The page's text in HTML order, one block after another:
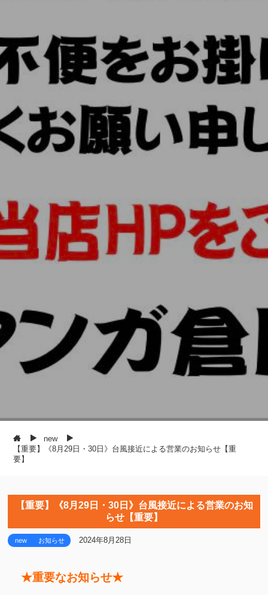
new
【重要】《8月29日・30日》台風接近による営業のお知らせ【重
要】
【重要】《8月29日・30日》台風接近による営業のお知
らせ【重要】
new お知らせ 2024年8月28日
★重要なお知らせ★